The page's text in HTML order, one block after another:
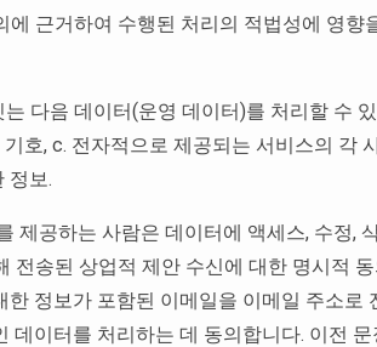
근거하여 수행된 처리의 적법성에 영향
다음 데이터(운영 데이터)를 처리할 수
호, c. 전자적으로 제공되는 서비스의 각
정보.
제공하는 사람은 데이터에 액세스, 수정,
송된 상업적 제안 수신에 대한 명시적
정보가 포함된 이메일을 이메일 주소로
이터를 처리하는 데 동의합니다. 이전